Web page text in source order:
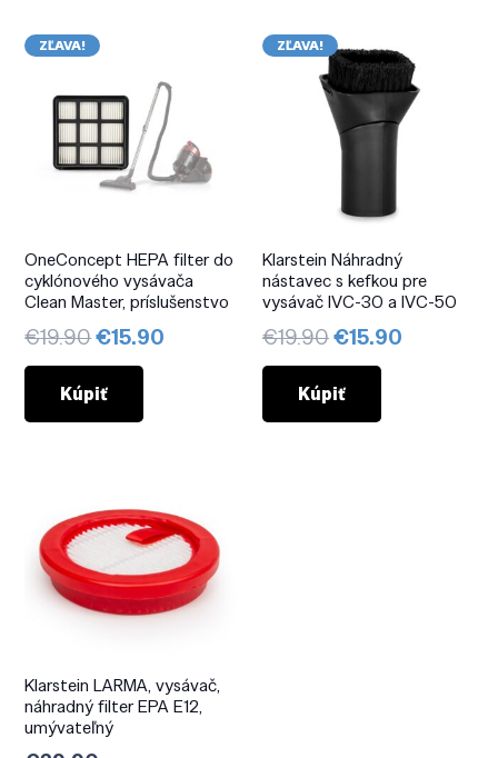
ZĽAVA!
OneConcept HEPA filter do
cyklónového vysávača
Clean Master, príslušenstvo
€19.90Pôvodná
cena
bola:
€19.90.
€15.90
Kúpiť
ZĽAVA!
Klarstein Náhradný
nástavec s kefkou pre
vysávač IVC-30 a IVC-50
€19.90Pôvodná
cena
bola:
€19.90.
€15.90
Kúpiť
Klarstein LARMA, vysávač,
náhradný filter EPA E12,
umývateľný